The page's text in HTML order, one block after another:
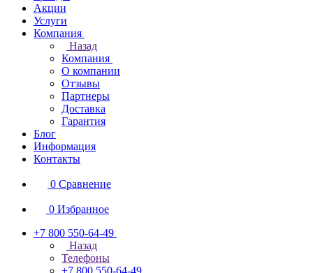
Акции
Услуги
Компания
Назад
Компания
О компании
Отзывы
Партнеры
Доставка
Гарантия
Блог
Информация
Контакты
0 Сравнение
0 Избранное
+7 800 550-64-49
Назад
Телефоны
+7 800 550-64-49